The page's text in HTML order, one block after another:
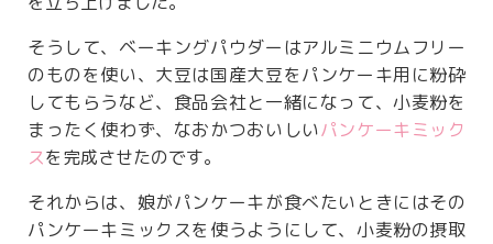
そうして、ベーキングパウダーはアルミニウムフリー
のものを使い、大豆は国産大豆をパンケーキ用に粉砕
してもらうなど、食品会社と一緒になって、小麦粉を
まったく使わず、なおかつおいしいパンケーキミック
スを完成させたのです。
それからは、娘がパンケーキが食べたいときにはその
パンケーキミックスを使うようにして、小麦粉の摂取